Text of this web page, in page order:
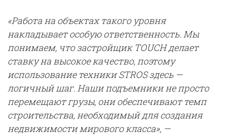
«Работа на объектах такого уровня
накладывает особую ответственность. Мы
понимаем, что застройщик TOUCH делает
ставку на высокое качество, поэтому
использование техники STROS здесь —
логичный шаг. Наши подъемники не просто
перемещают грузы, они обеспечивают темп
строительства, необходимый для создания
недвижимости мирового класса», —